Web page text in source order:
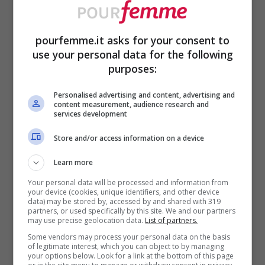
proteico
2 uova
40 ml di olio di semi
Un pizzico di sale
Procedimento passo passo
della ricetta
Preriscalda il forno a 180 gradi e
prepara uno stampo per muffin con
gli appositi pirottini.
In una ciotola capiente versa la
pourfemme.it asks for your consent to
use your personal data for the following
purposes:
Personalised advertising and content, advertising and
content measurement, audience research and
services development
Store and/or access information on a device
Learn more
Your personal data will be processed and information from
your device (cookies, unique identifiers, and other device
data) may be stored by, accessed by and shared with 319
partners, or used specifically by this site. We and our partners
may use precise geolocation data. List of partners.
Some vendors may process your personal data on the basis
of legitimate interest, which you can object to by managing
your options below. Look for a link at the bottom of this page